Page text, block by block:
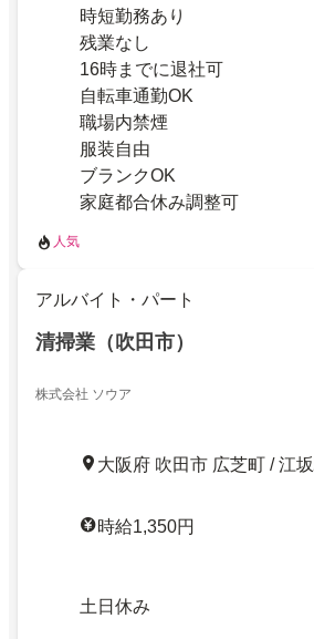
時短勤務あり
残業なし
16時までに退社可
自転車通勤OK
職場内禁煙
服装自由
ブランクOK
家庭都合休み調整可
人気
アルバイト・パート
清掃業（吹田市）
株式会社 ソウア
大阪府 吹田市 広芝町 / 江
時給1,350円
土日休み